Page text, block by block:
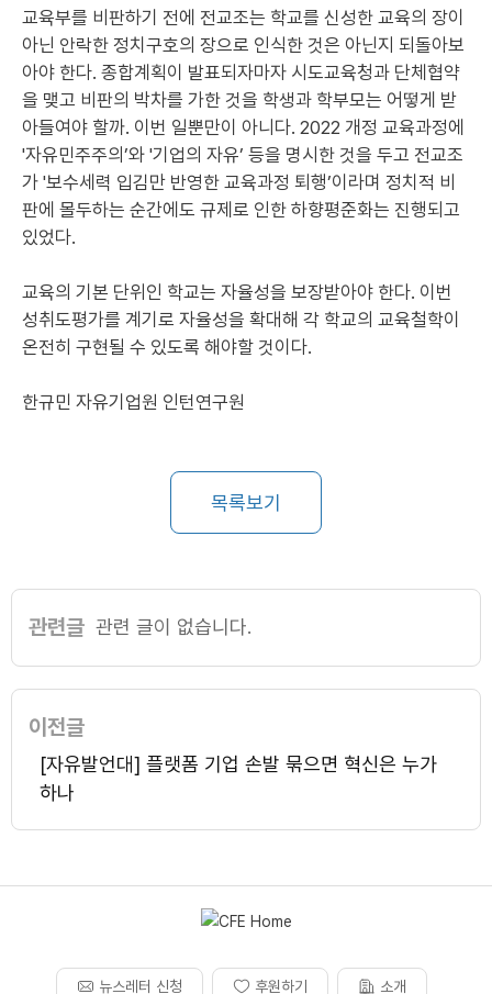
교육부를 비판하기 전에 전교조는 학교를 신성한 교육의 장이
아닌 안락한 정치구호의 장으로 인식한 것은 아닌지 되돌아보
아야 한다. 종합계획이 발표되자마자 시도교육청과 단체협약
을 맺고 비판의 박차를 가한 것을 학생과 학부모는 어떻게 받
아들여야 할까. 이번 일뿐만이 아니다. 2022 개정 교육과정에
'자유민주주의’와 '기업의 자유’ 등을 명시한 것을 두고 전교조
가 '보수세력 입김만 반영한 교육과정 퇴행’이라며 정치적 비
판에 몰두하는 순간에도 규제로 인한 하향평준화는 진행되고
있었다.
교육의 기본 단위인 학교는 자율성을 보장받아야 한다. 이번
성취도평가를 계기로 자율성을 확대해 각 학교의 교육철학이
온전히 구현될 수 있도록 해야할 것이다.
한규민 자유기업원 인턴연구원
목록보기
관련글 관련 글이 없습니다.
이전글
[자유발언대] 플랫폼 기업 손발 묶으면 혁신은 누가
하나
뉴스레터 신청 후원하기 소개